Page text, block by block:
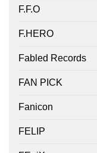
F.F.O
F.HERO
Fabled Records
FAN PICK
Fanicon
FELIP